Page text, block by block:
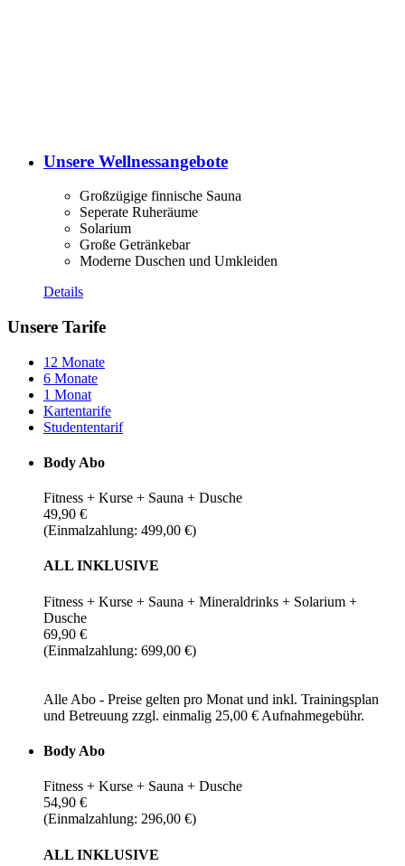
Unsere Wellnessangebote
Großzügige finnische Sauna
Seperate Ruheräume
Solarium
Große Getränkebar
Moderne Duschen und Umkleiden
Details
Unsere Tarife
12 Monate
6 Monate
1 Monat
Kartentarife
Studententarif
Body Abo
Fitness + Kurse + Sauna + Dusche
49,90 €
(Einmalzahlung: 499,00 €)
ALL INKLUSIVE
Fitness + Kurse + Sauna + Mineraldrinks + Solarium +
Dusche
69,90 €
(Einmalzahlung: 699,00 €)
Alle Abo - Preise gelten pro Monat und inkl. Trainingsplan
und Betreuung zzgl. einmalig 25,00 € Aufnahmegebühr.
Body Abo
Fitness + Kurse + Sauna + Dusche
54,90 €
(Einmalzahlung: 296,00 €)
ALL INKLUSIVE